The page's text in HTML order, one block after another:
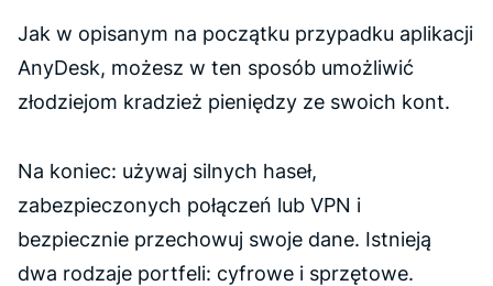
Jak w opisanym na początku przypadku aplikacji
AnyDesk, możesz w ten sposób umożliwić
złodziejom kradzież pieniędzy ze swoich kont.
Na koniec: używaj silnych haseł,
zabezpieczonych połączeń lub VPN i
bezpiecznie przechowuj swoje dane. Istnieją
dwa rodzaje portfeli: cyfrowe i sprzętowe.